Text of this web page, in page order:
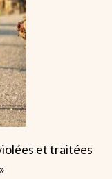
et traitées